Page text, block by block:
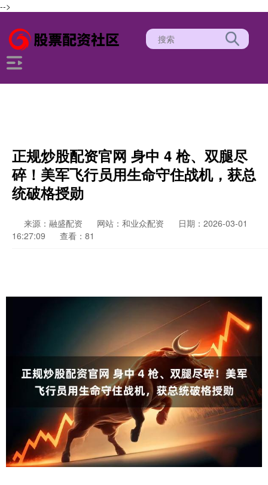
-->
正规炒股配资官网 身中 4 枪、双腿尽
碎！美军飞行员用生命守住战机，获总
统破格授勋
来源：融盛配资 网站：和业众配资
日期：2026-03-01
16:27:09
查看：81